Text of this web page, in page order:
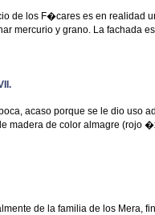
de los F�cares es en realidad
mercurio y grano. La fachada
acaso porque se le dio uso
madera de color almagre (rojo
de la familia de los Mera,